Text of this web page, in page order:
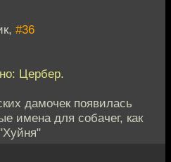
#36
Цербер.
дамочек появилась
имена для собачег, как